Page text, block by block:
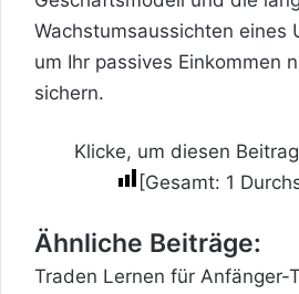
Wachstumsaussichten eines
um Ihr passives Einkommen
sichern.
Klicke, um diesen
[Gesamt: 1
Ähnliche Beiträge:
Traden Lernen für Anfänger-